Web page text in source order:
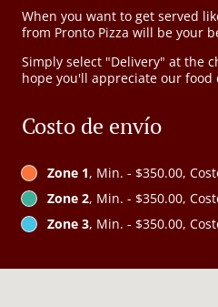
When you want to get served
from Pronto Pizza will be your
Simply select "Delivery" at the
hope you'll appreciate our food
Costo de envío
Zone 1, Min. - $350.00,
Zone 2, Min. - $350.00,
Zone 3, Min. - $350.00,